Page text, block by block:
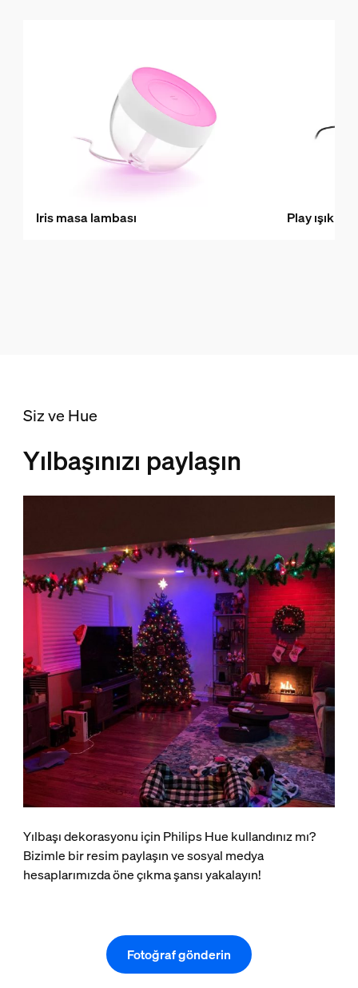
Iris masa lambası Play ışık
Yılbaşı dekorasyonu için Philips Hue kullandınız mı?
Bizimle bir resim paylaşın ve sosyal medya
hesaplarımızda öne çıkma şansı yakalayın!
Siz ve Hue
Yılbaşınızı paylaşın
Fotoğraf gönderin